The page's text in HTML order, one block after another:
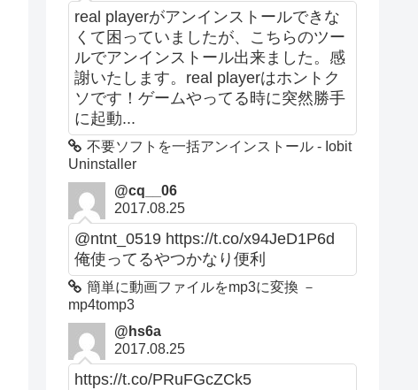
real playerがアンインストールできな
くて困っていましたが、こちらのツー
ルでアンインストール出来ました。感
謝いたします。real playerはホントク
ソです！ゲームやってる時に突然勝手
に起動...
不要ソフトを一括アンインストール - Iobit
Uninstaller
@cq__06
2017.08.25
@ntnt_0519 https://t.co/x94JeD1P6d
俺使ってるやつかなり便利
簡単に動画ファイルをmp3に変換 －
mp4tomp3
@hs6a
2017.08.25
https://t.co/PRuFGcZCk5